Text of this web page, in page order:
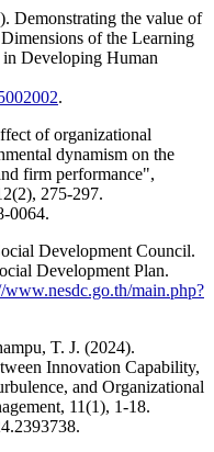
Demonstrating the value of
of the Learning
Developing Human
.
of organizational
dynamism on the
firm performance",
275-297.
0064.
Development Council.
Development Plan.
www.nesdc.go.th/main.php?
T. J. (2024).
Innovation Capability,
and Organizational
11(1), 1-18.